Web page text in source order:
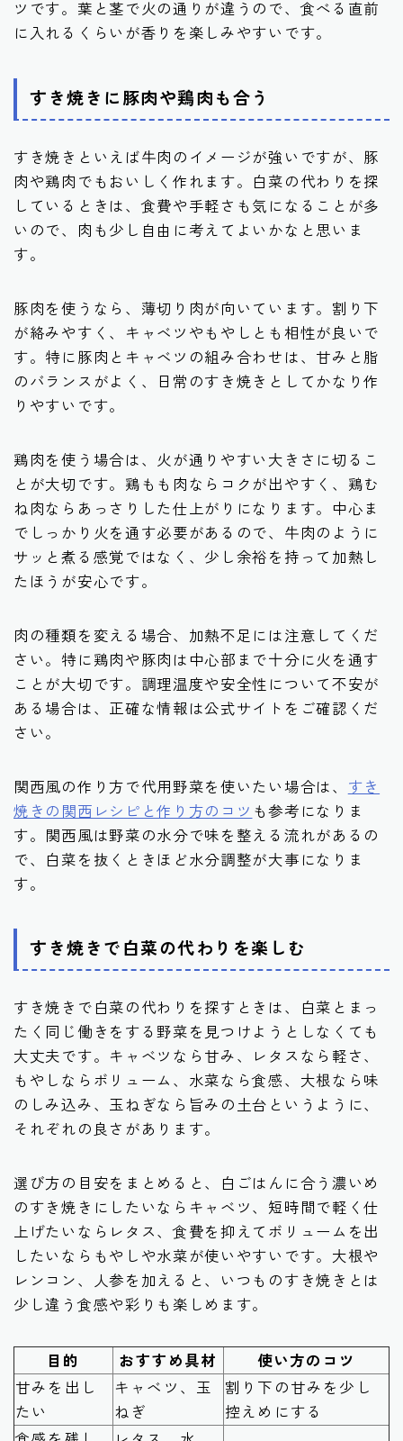
ツです。葉と茎で火の通りが違うので、食べる直前
に入れるくらいが香りを楽しみやすいです。
すき焼きに豚肉や鶏肉も合う
すき焼きといえば牛肉のイメージが強いですが、豚
肉や鶏肉でもおいしく作れます。白菜の代わりを探
しているときは、食費や手軽さも気になることが多
いので、肉も少し自由に考えてよいかなと思いま
す。
豚肉を使うなら、薄切り肉が向いています。割り下
が絡みやすく、キャベツやもやしとも相性が良いで
す。特に豚肉とキャベツの組み合わせは、甘みと脂
のバランスがよく、日常のすき焼きとしてかなり作
りやすいです。
鶏肉を使う場合は、火が通りやすい大きさに切るこ
とが大切です。鶏もも肉ならコクが出やすく、鶏む
ね肉ならあっさりした仕上がりになります。中心ま
でしっかり火を通す必要があるので、牛肉のように
サッと煮る感覚ではなく、少し余裕を持って加熱し
たほうが安心です。
肉の種類を変える場合、加熱不足には注意してくだ
さい。特に鶏肉や豚肉は中心部まで十分に火を通す
ことが大切です。調理温度や安全性について不安が
ある場合は、正確な情報は公式サイトをご確認くだ
さい。
関西風の作り方で代用野菜を使いたい場合は、 すき
焼きの関西レシピと作り方のコツ も参考になりま
す。関西風は野菜の水分で味を整える流れがあるの
で、白菜を抜くときほど水分調整が大事になりま
す。
すき焼きで白菜の代わりを楽しむ
すき焼きで白菜の代わりを探すときは、白菜とまっ
たく同じ働きをする野菜を見つけようとしなくても
大丈夫です。キャベツなら甘み、レタスなら軽さ、
もやしならボリューム、水菜なら食感、大根なら味
のしみ込み、玉ねぎなら旨みの土台というように、
それぞれの良さがあります。
選び方の目安をまとめると、白ごはんに合う濃いめ
のすき焼きにしたいならキャベツ、短時間で軽く仕
上げたいならレタス、食費を抑えてボリュームを出
したいならもやしや水菜が使いやすいです。大根や
レンコン、人参を加えると、いつものすき焼きとは
少し違う食感や彩りも楽しめます。
目的 おすすめ具材
使い方のコツ
甘みを出し
たい
キャベツ、玉
ねぎ
割り下の甘みを少し
控えめにする